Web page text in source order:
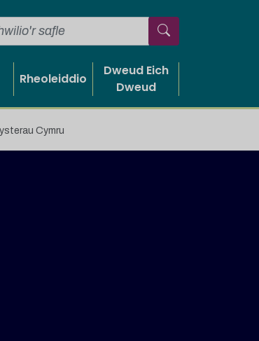
Rheoleiddio
Dweud Eich
Dweud
Cymru